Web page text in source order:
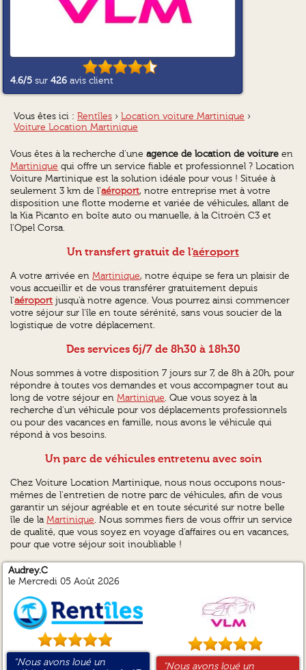
4.6/5 sur426 avis client
Vous êtes ici : Rentîles › Location voiture Martinique ›
Voiture Location Martinique
Vous êtes à la recherche d'uneagence de location de voiture en
Martinique qui offre un service fiable et professionnel ? Location
Voiture Martinique est la solution idéale pour vous ! Située à
seulement 3 km de l'aéroport, notre entreprise met à votre
disposition une flotte moderne et variée de véhicules, allant de
la Kia Picanto en boîte auto ou manuelle, à la Citroën C3 et
l'Opel Corsa.
Un transfert gratuit de l'aéroport
A votre arrivée enMartinique, notre équipe se fera un plaisir de
vous accueillir et de vous transférer gratuitement depuis
l'aéroport jusqu'à notre agence. Vous pourrez ainsi commencer
votre séjour sur l'île en toute sérénité, sans vous soucier de la
logistique de votre déplacement.
Des services 6j/7 de 8h30 à 18h30
Nous sommes à votre disposition 7 jours sur 7, de 8h à 20h, pour
répondre à toutes vos demandes et vous accompagner tout au
long de votre séjour enMartinique. Que vous soyez à la
recherche d'un véhicule pour vos déplacements professionnels
ou pour des vacances en famille, nous avons le véhicule qui
répond à vos besoins.
Un parc de véhicules entretenu avec soin
Chez Voiture Location Martinique, nous nous occupons nous-
mêmes de l'entretien de notre parc de véhicules, afin de vous
garantir un séjour agréable et en toute sécurité sur notre belle
île de laMartinique. Nous sommes fiers de vous offrir un service
de qualité, que vous soyez en voyage d'affaires ou en vacances,
pour que votre séjour soit inoubliable !
Audrey.C
le Mercredi 05 Août 2026
“Nous avons loué un
"Nous avons loué un
Emmanuel.B
“sans problème” "sans problème"
Deland.L
“Bon service” "Loueur convivial, bon
Franck.C
“Réservation facile à faire en
"Le loueur avait fait un point